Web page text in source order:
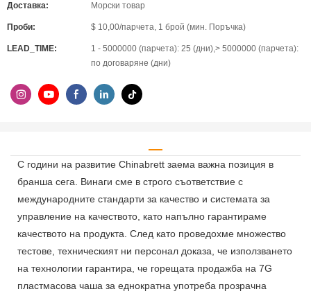
Доставка:
Морски товар
Проби: $ 10,00/парчета, 1 брой (мин. Поръчка)
LEAD_TIME:
1 - 5000000 (парчета): 25 (дни),> 5000000 (парчета):
по договаряне (дни)
С години на развитие Chinabrett заема важна позиция в
бранша сега. Винаги сме в строго съответствие с
международните стандарти за качество и системата за
управление на качеството, като напълно гарантираме
качеството на продукта. След като проведохме множество
тестове, техническият ни персонал доказа, че използването
на технологии гарантира, че горещата продажба на 7G
пластмасова чаша за еднократна употреба прозрачна